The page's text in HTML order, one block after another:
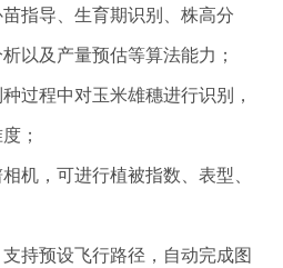
指导、生育期识别、株高分
以及产量预估等算法能力；
过程中对玉米雄穗进行识别，
；
机，可进行植被指数、表型、
支持预设飞行路径，自动完成图